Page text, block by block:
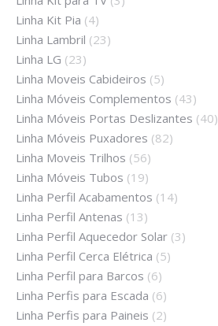
Linha Kit Pia (4)
Linha Lambril (23)
Linha LG (23)
Linha Moveis Cabideiros (5)
Linha Móveis Complementos (43)
Linha Móveis Portas Deslizantes (40)
Linha Móveis Puxadores (82)
Linha Moveis Trilhos (56)
Linha Móveis Tubos (19)
Linha Perfil Acabamentos (14)
Linha Perfil Antenas (13)
Linha Perfil Aquecedor Solar (3)
Linha Perfil Cerca Elétrica (5)
Linha Perfil para Barcos (6)
Linha Perfis para Escada (6)
Linha Perfis para Paineis (2)